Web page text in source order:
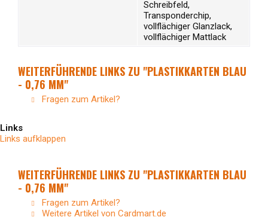
Schreibfeld,
Transponderchip,
vollflächiger Glanzlack,
vollflächiger Mattlack
WEITERFÜHRENDE LINKS ZU "PLASTIKKARTEN BLAU
- 0,76 MM"
Fragen zum Artikel?
Links
Links aufklappen
WEITERFÜHRENDE LINKS ZU "PLASTIKKARTEN BLAU
- 0,76 MM"
Fragen zum Artikel?
Weitere Artikel von Cardmart.de